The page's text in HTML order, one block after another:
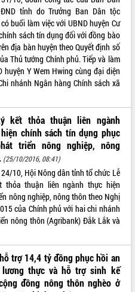
tỉnh do Trưởng Ban Dân tộc
buổi làm việc với UBND huyện Cư
sách tín dụng đối với đồng bào
địa bàn huyện theo Quyết định số
Thủ tướng Chính phủ. Tiếp và làm
huyện Y Wem Hwing cùng đại diện
nhánh Ngân hàng Chính sách xã
kết thỏa thuận liên ngành
chính sách tín dụng phục
triển nông nghiệp, nông
(25/10/2016, 08:41)
24/10, Hội Nông dân tỉnh tổ chức Lễ
thỏa thuận liên ngành thực hiện
nông nghiệp, nông thôn theo Nghị
của Chính phủ với hai chi nhánh
nông thôn (Agribank) Đắk Lắk và
trợ 14,4 tỷ đồng phục hồi an
thực và hỗ trợ sinh kế
đồng nông thôn nghèo ở